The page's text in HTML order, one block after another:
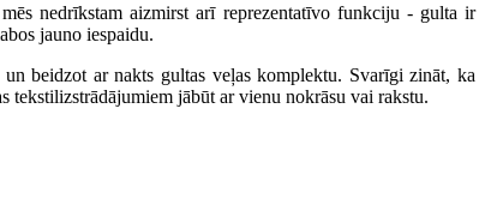
nedrīkstam aizmirst arī reprezentatīvo funkciju - gulta ir
jauno iespaidu.
beidzot ar nakts gultas veļas komplektu. Svarīgi zināt, ka
tekstilizstrādājumiem jābūt ar vienu nokrāsu vai rakstu.